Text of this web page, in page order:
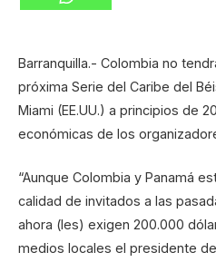
Barranquilla.- Colombia no
próxima Serie del Caribe del
Miami (EE.UU.) a principios de
económicas de los
“Aunque Colombia y Panamá
calidad de invitados a las
ahora (les) exigen 200.000
medios locales el presidente